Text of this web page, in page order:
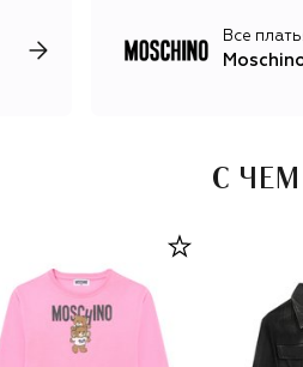
перепотреблению и
Все
С